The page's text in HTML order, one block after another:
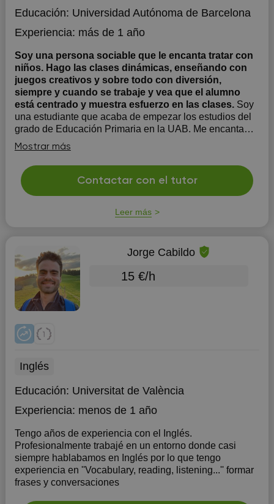
Educación: Universidad Autónoma de Barcelona
Experiencia: más de 1 año
Soy una persona sociable que le encanta tratar con
niños. Hago las clases dinámicas, enseñando con
juegos creativos y sobre todo con diversión,
siempre y cuando se trabaje y vea que el alumno
está centrado y muestra esfuerzo en las clases. Soy
una estudiante que acaba de empezar los estudios del
grado de Educación Primaria en la UAB. Me encanta
estar con niños y sobretodo enseñarles y explicarles lo
que les cuesta o no se les da tan bien.
Mostrar más
Contactar con el tutor
Leer más
Jorge Cabildo
15 €/h
Inglés
Educación: Universitat de València
Experiencia: menos de 1 año
Tengo años de experiencia con el Inglés.
Profesionalmente trabajé en un entorno donde casi
siempre hablabamos en Inglés por lo que tengo
experiencia en ''Vocabulary, reading, listening...'' formar
frases y conversaciones